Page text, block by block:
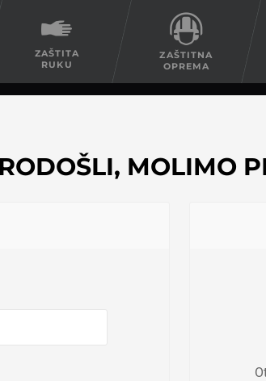
ZAŠTITA
RUKU
ZAŠTITNA
OPREMA
MOLIMO